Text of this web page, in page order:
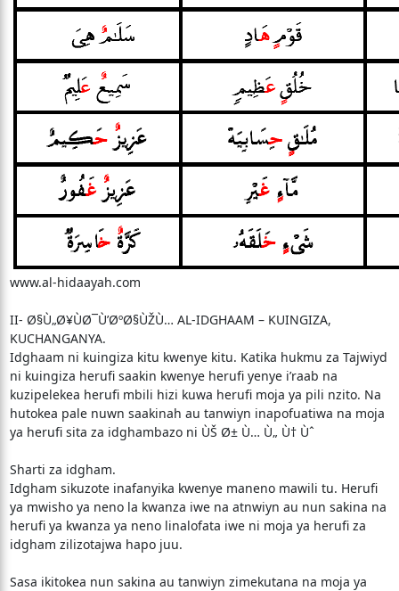
www.al-hidaayah.com
II- Ø§Ù„Ø¥ÙØ¯Ù’ØºØ§ÙŽÙ… AL-IDGHAAM – KUINGIZA,
KUCHANGANYA.
Idghaam ni kuingiza kitu kwenye kitu. Katika hukmu za Tajwiyd
ni kuingiza herufi saakin kwenye herufi yenye i’raab na
kuzipelekea herufi mbili hizi kuwa herufi moja ya pili nzito. Na
hutokea pale nuwn saakinah au tanwiyn inapofuatiwa na moja
ya herufi sita za idghambazo ni ÙŠ Ø± Ù… Ù„ Ù† Ùˆ
Sharti za idgham.
Idgham sikuzote inafanyika kwenye maneno mawili tu. Herufi
ya mwisho ya neno la kwanza iwe na atnwiyn au nun sakina na
herufi ya kwanza ya neno linalofata iwe ni moja ya herufi za
idgham zilizotajwa hapo juu.
Sasa ikitokea nun sakina au tanwiyn zimekutana na moja ya